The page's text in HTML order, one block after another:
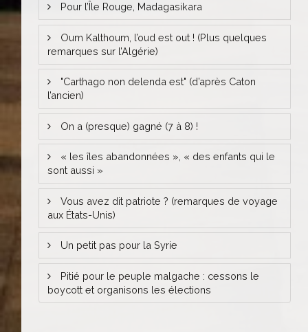
Pour l’Île Rouge, Madagasikara
Oum Kalthoum, l’oud est out ! (Plus quelques
remarques sur l’Algérie)
"Carthago non delenda est" (d’après Caton
l’ancien)
On a (presque) gagné (7 à 8) !
« les îles abandonnées », « des enfants qui le
sont aussi »
Vous avez dit patriote ? (remarques de voyage
aux États-Unis)
Un petit pas pour la Syrie
Pitié pour le peuple malgache : cessons le
boycott et organisons les élections